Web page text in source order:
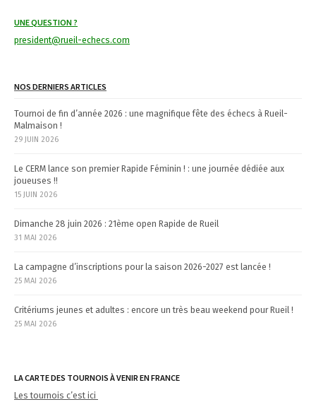
UNE QUESTION ?
president@rueil-echecs.com
NOS DERNIERS ARTICLES
Tournoi de fin d’année 2026 : une magnifique fête des échecs à Rueil-
Malmaison !
29 JUIN 2026
Le CERM lance son premier Rapide Féminin ! : une journée dédiée aux
joueuses !!
15 JUIN 2026
Dimanche 28 juin 2026 : 21ème open Rapide de Rueil
31 MAI 2026
La campagne d’inscriptions pour la saison 2026-2027 est lancée !
25 MAI 2026
Critériums jeunes et adultes : encore un très beau weekend pour Rueil !
25 MAI 2026
LA CARTE DES TOURNOIS À VENIR EN FRANCE
Les tournois c’est ici